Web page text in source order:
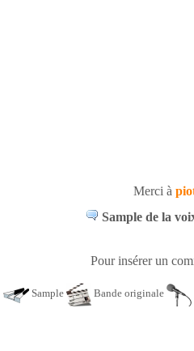
Merci à
Sample de la
Pour insérer un
Sample Bande originale